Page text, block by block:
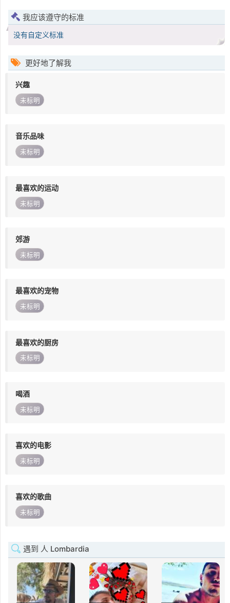
我应该遵守的标准
没有自定义标准
更好地了解我
兴趣
未标明
音乐品味
未标明
最喜欢的运动
未标明
郊游
未标明
最喜欢的宠物
未标明
最喜欢的厨房
未标明
喝酒
未标明
喜欢的电影
未标明
喜欢的歌曲
未标明
遇到 人 Lombardia